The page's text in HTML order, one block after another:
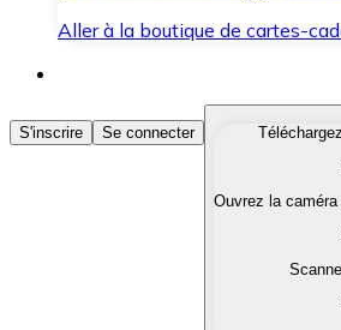
Aller à la boutique de cartes-
Acheter des Cryptomonnaies
Achetez les cryptomonnaies
Convertissez vos
S'inscrire Se connecter
Ouvrez la caméra